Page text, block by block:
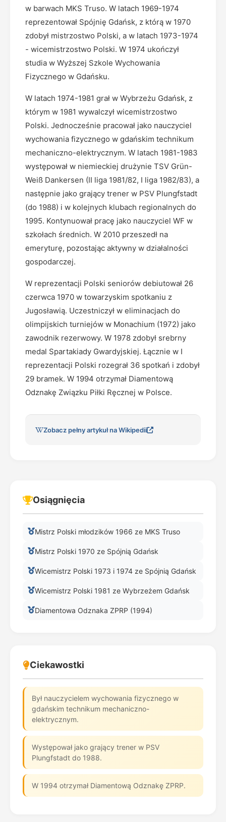
w barwach MKS Truso. W latach 1969-1974
reprezentował Spójnię Gdańsk, z którą w 1970
zdobył mistrzostwo Polski, a w latach 1973-1974
- wicemistrzostwo Polski. W 1974 ukończył
studia w Wyższej Szkole Wychowania
Fizycznego w Gdańsku.
W latach 1974-1981 grał w Wybrzeżu Gdańsk, z
którym w 1981 wywalczył wicemistrzostwo
Polski. Jednocześnie pracował jako nauczyciel
wychowania fizycznego w gdańskim technikum
mechaniczno-elektrycznym. W latach 1981-1983
występował w niemieckiej drużynie TSV Grün-
Weiß Dankersen (II liga 1981/82, I liga 1982/83), a
następnie jako grający trener w PSV Plungfstadt
(do 1988) i w kolejnych klubach regionalnych do
1995. Kontynuował pracę jako nauczyciel WF w
szkołach średnich. W 2010 przeszedł na
emeryturę, pozostając aktywny w działalności
gospodarczej.
W reprezentacji Polski seniorów debiutował 26
czerwca 1970 w towarzyskim spotkaniu z
Jugosławią. Uczestniczył w eliminacjach do
olimpijskich turniejów w Monachium (1972) jako
zawodnik rezerwowy. W 1978 zdobył srebrny
medal Spartakiady Gwardyjskiej. Łącznie w I
reprezentacji Polski rozegrał 36 spotkań i zdobył
29 bramek. W 1994 otrzymał Diamentową
Odznakę Związku Piłki Ręcznej w Polsce.
Zobacz pełny artykuł na Wikipedii
Osiągnięcia
Mistrz Polski młodzików 1966 ze MKS Truso
Mistrz Polski 1970 ze Spójnią Gdańsk
Wicemistrz Polski 1973 i 1974 ze Spójnią Gdańsk
Wicemistrz Polski 1981 ze Wybrzeżem Gdańsk
Diamentowa Odznaka ZPRP (1994)
Ciekawostki
Był nauczycielem wychowania fizycznego w
gdańskim technikum mechaniczno-
elektrycznym.
Występował jako grający trener w PSV
Plungfstadt do 1988.
W 1994 otrzymał Diamentową Odznakę ZPRP.